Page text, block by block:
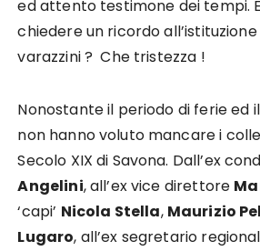
ed attento testimone dei tempi.
chiedere un ricordo
varazzini ? Che tristezza !
Nonostante il periodo di ferie ed
non hanno voluto mancare i
Secolo XIX di Savona. Dall’ex
Angelini, all’ex vice direttore
‘capi’ Nicola Stella, Maurizio
Lugaro, all’ex segretario